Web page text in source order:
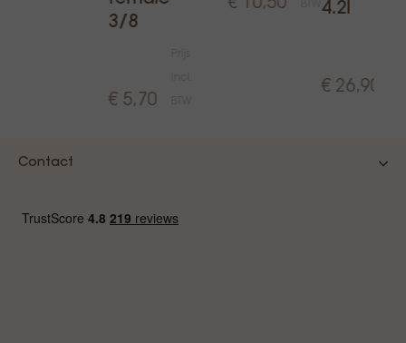
monteer ze opnieuw.
3/8
€ 5,70
€ 10,50
4.2l
€ 26,90
Contact